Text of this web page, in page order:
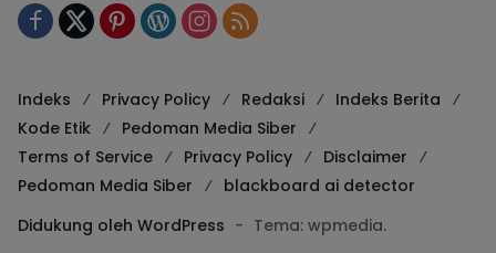
Indeks Privacy Policy Redaksi
Indeks Berita
Kode Etik
Pedoman Media Siber
Terms of Service
Privacy Policy
Disclaimer
Pedoman Media Siber
blackboard ai detector
Didukung oleh WordPress - Tema: wpmedia.